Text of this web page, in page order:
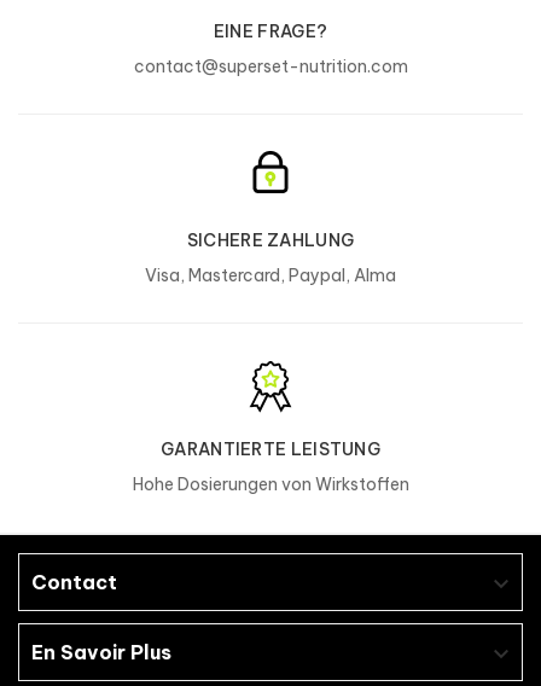
EINE FRAGE?
contact@superset-nutrition.com
SICHERE ZAHLUNG
Visa, Mastercard, Paypal, Alma
GARANTIERTE LEISTUNG
Hohe Dosierungen von Wirkstoffen
Contact 
En Savoir Plus 